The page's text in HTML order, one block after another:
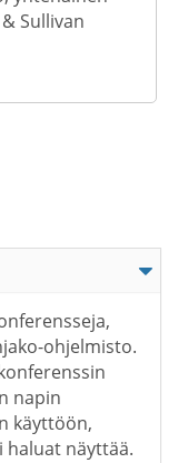
Sullivan
ohjelmisto.
napin
käyttöön,
haluat näyttää.